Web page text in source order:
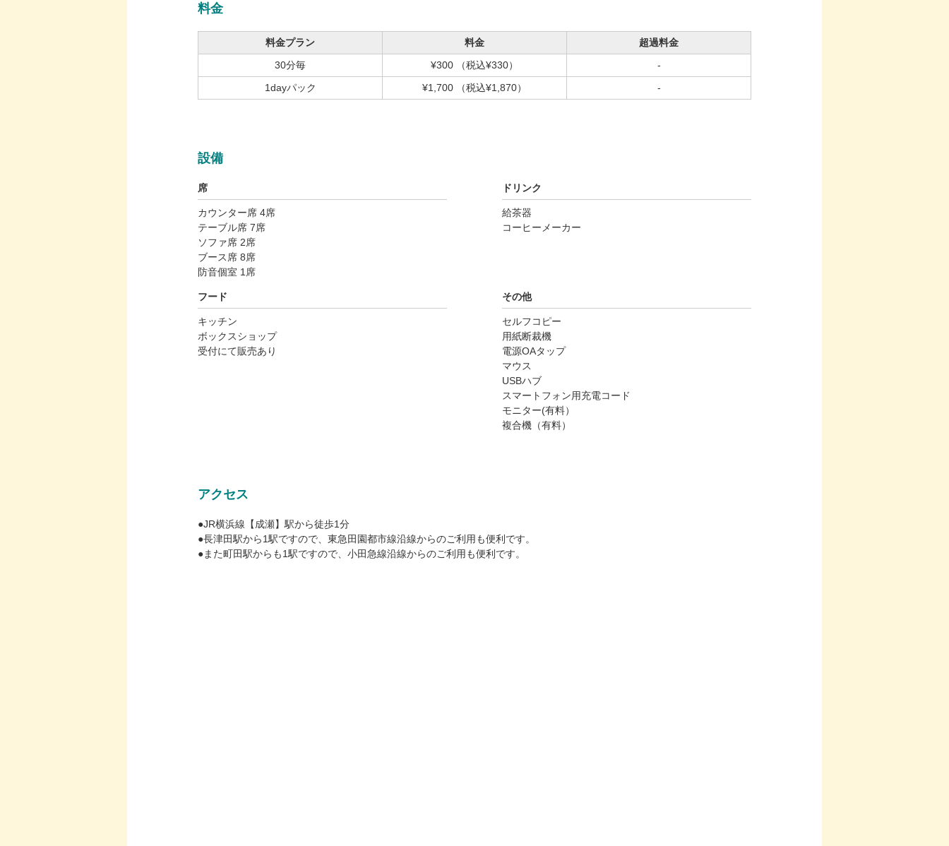
料金
料金プラン 料金
超過料金
30分毎
¥300 （税込¥330）
-
1dayパック
¥1,700 （税込¥1,870） -
設備
席
カウンター席 4席
テーブル席 7席
ソファ席 2席
ブース席 8席
防音個室 1席
ドリンク
給茶器
コーヒーメーカー
フード
キッチン
ボックスショップ
受付にて販売あり
その他
セルフコピー
用紙断裁機
電源OAタップ
マウス
USBハブ
スマートフォン用充電コード
モニター(有料）
複合機（有料）
アクセス
●JR横浜線【成瀬】駅から徒歩1分
●長津田駅から1駅ですので、東急田園都市線沿線からのご利用も便利です。
●また町田駅からも1駅ですので、小田急線沿線からのご利用も便利です。